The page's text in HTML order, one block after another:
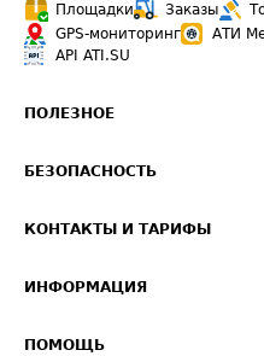
Площадки
Заказы
GPS-мониторинг
АТИ
API ATI.SU
ПОЛЕЗНОЕ
Звезды ATI.SU на вашем сайте
Средние ставки
БЕЗОПАСНОСТЬ
Светофор+
О формировании Паспорта
КОНТАКТЫ И ТАРИФЫ
Реклама на сайте
ИНФОРМАЦИЯ
ПОМОЩЬ